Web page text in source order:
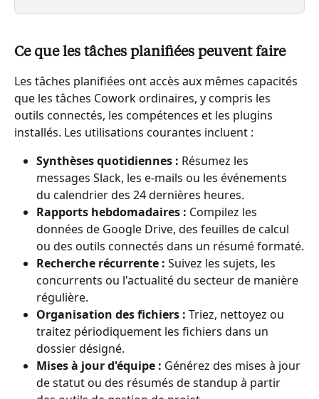
Ce que les tâches planifiées peuvent faire
Les tâches planifiées ont accès aux mêmes capacités
que les tâches Cowork ordinaires, y compris les
outils connectés, les compétences et les plugins
installés. Les utilisations courantes incluent :
Synthèses quotidiennes : Résumez les
messages Slack, les e-mails ou les événements
du calendrier des 24 dernières heures.
Rapports hebdomadaires : Compilez les
données de Google Drive, des feuilles de calcul
ou des outils connectés dans un résumé formaté.
Recherche récurrente : Suivez les sujets, les
concurrents ou l'actualité du secteur de manière
régulière.
Organisation des fichiers : Triez, nettoyez ou
traitez périodiquement les fichiers dans un
dossier désigné.
Mises à jour d'équipe : Générez des mises à jour
de statut ou des résumés de standup à partir